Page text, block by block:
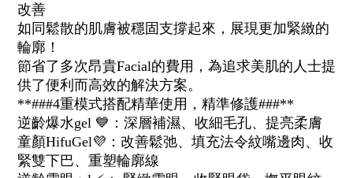
改善
如同鬆散的肌膚被穩固支撐起來，展現更加緊緻的
輪廓！
節省了多次昂貴Facial的費用，為追求美肌的人士提
供了便利而高效的解決方案。
**###4重模式搭配精華使用，精準修護###**
逆齡爆水gel 💙 ：深層補濕、收細毛孔、提亮柔膚
童顏HifuGel💜 ：改善鬆弛、填充法令紋嘴邊肉、收
緊雙下巴、重塑輪廓線